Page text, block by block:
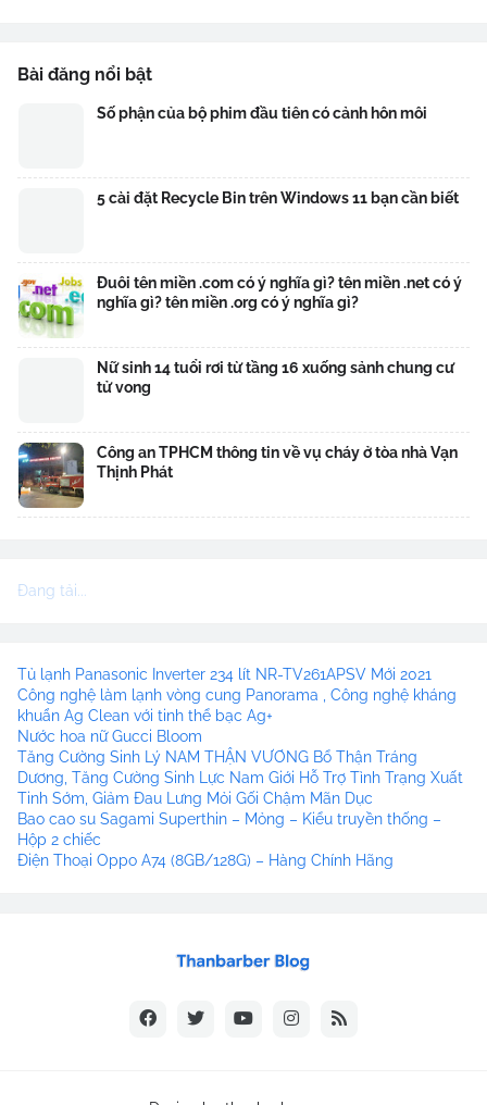
Bài đăng nổi bật
Số phận của bộ phim đầu tiên có cảnh hôn môi
5 cài đặt Recycle Bin trên Windows 11 bạn cần biết
Đuôi tên miền .com có ý nghĩa gì? tên miền .net có ý
nghĩa gì? tên miền .org có ý nghĩa gì?
Nữ sinh 14 tuổi rơi từ tầng 16 xuống sảnh chung cư
tử vong
Công an TPHCM thông tin về vụ cháy ở tòa nhà Vạn
Thịnh Phát
Đang tải...
Tủ lạnh Panasonic Inverter 234 lít NR-TV261APSV Mới 2021
Công nghệ làm lạnh vòng cung Panorama , Công nghệ kháng
khuẩn Ag Clean với tinh thể bạc Ag+
Nước hoa nữ Gucci Bloom
Tăng Cường Sinh Lý NAM THẬN VƯƠNG Bổ Thận Tráng
Dương, Tăng Cường Sinh Lực Nam Giới Hỗ Trợ Tình Trạng Xuất
Tinh Sớm, Giảm Đau Lưng Mỏi Gối Chậm Mãn Dục
Bao cao su Sagami Superthin – Mỏng – Kiểu truyền thống –
Hộp 2 chiếc
Điện Thoại Oppo A74 (8GB/128G) – Hàng Chính Hãng